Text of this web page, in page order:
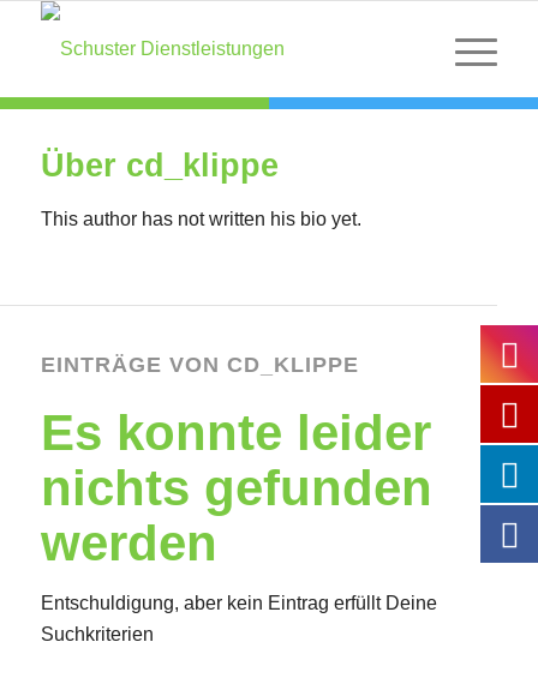
Über cd_klippe
This author has not written his bio yet.
EINTRÄGE VON CD_KLIPPE
Es konnte leider
nichts gefunden
werden
Entschuldigung, aber kein Eintrag erfüllt Deine
Suchkriterien